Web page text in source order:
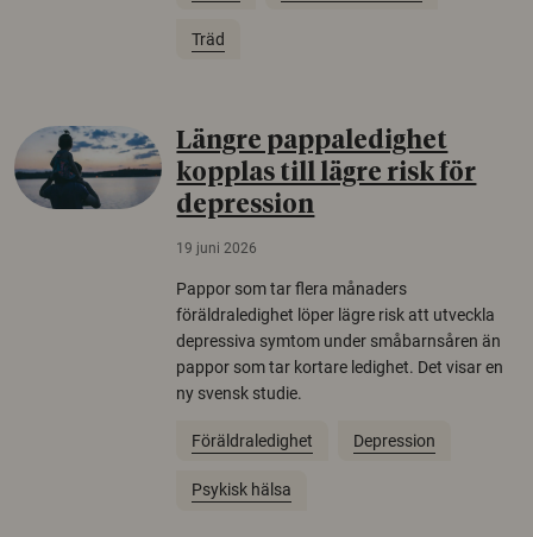
Träd
Längre pappaledighet
kopplas till lägre risk för
depression
19 juni 2026
Pappor som tar flera månaders
föräldraledighet löper lägre risk att utveckla
depressiva symtom under småbarnsåren än
pappor som tar kortare ledighet. Det visar en
ny svensk studie.
Föräldraledighet Depression
Psykisk hälsa